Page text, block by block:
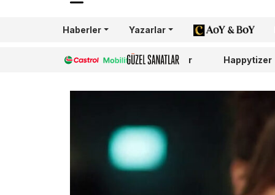
Haberler Yazarlar AoY/BoY
Castrol Güzel Sanatlar Happytizer